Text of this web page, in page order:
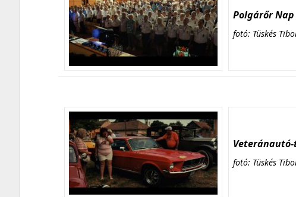
Polgárőr Nap
fotó: Tüskés
fotó: Tüskés